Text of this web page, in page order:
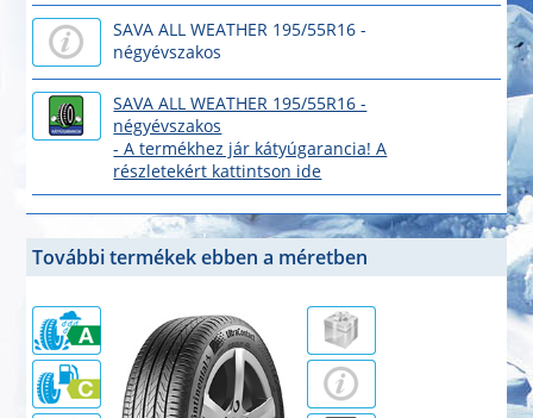
SAVA ALL WEATHER 195/55R16 -
négyévszakos
SAVA ALL WEATHER 195/55R16 -
négyévszakos
- A termékhez jár kátyúgarancia! A
részletekért kattintson ide
További termékek ebben a méretben